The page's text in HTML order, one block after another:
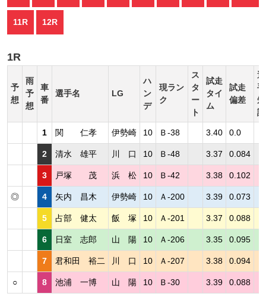
11R 12R
1R
予
想
雨
予
想
車
番
選手名 LG
ハ
ン
デ
現ラン
ク
ス
タ
ー
ト
試走
タイ
ム
試走
偏差
選
手
短
評
1 関 仁孝 伊勢崎 10 Ｂ-38 3.40 0.0
2 清水 雄平 川 口 10 Ｂ-48 3.37 0.084
3 戸塚 茂 浜 松 10 Ｂ-42 3.38 0.102
◎ 4 矢内 昌木 伊勢崎 10 Ａ-200 3.39 0.073
5 占部 健太 飯 塚 10 Ａ-201 3.37 0.088
6 日室 志郎 山 陽 10 Ａ-206 3.35 0.095
7 君和田 裕二 川 口 10 Ａ-207 3.38 0.094
○ 8 池浦 一博 山 陽 10 Ｂ-30 3.39 0.088